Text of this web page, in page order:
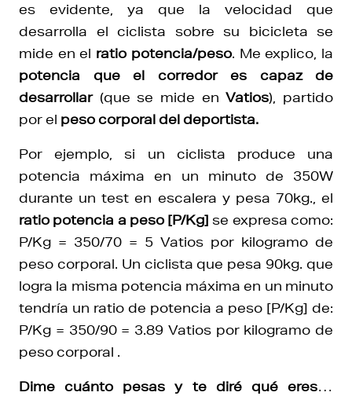
es evidente, ya que la velocidad que
desarrolla el ciclista sobre su bicicleta se
mide en el ratio potencia/peso. Me explico, la
potencia que el corredor es capaz de
desarrollar(que se mide enVatios), partido
por el peso corporal del deportista.
Por ejemplo, si un ciclista produce una
potencia máxima en un minuto de 350W
durante un test en escalera y pesa 70kg., el
ratio potencia a peso [P/Kg] se expresa como:
P/Kg = 350/70 = 5 Vatios por kilogramo de
peso corporal. Un ciclista que pesa 90kg. que
logra la misma potencia máxima en un minuto
tendría un ratio de potencia a peso [P/Kg] de:
P/Kg = 350/90 = 3.89 Vatios por kilogramo de
peso corporal .
Dime cuánto pesas y te diré qué eres…